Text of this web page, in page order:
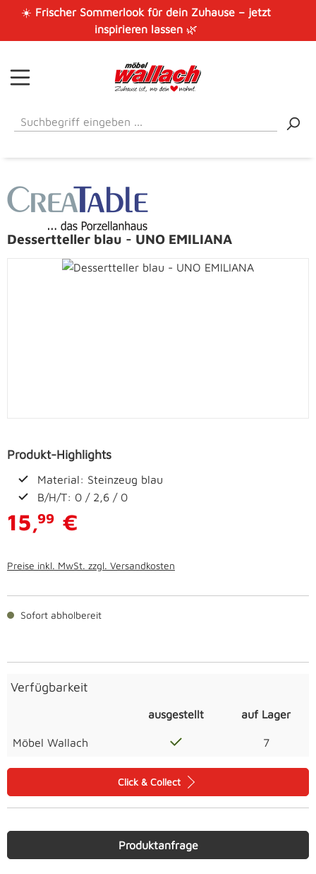
Zum Hauptinhalt springen
☀️ Frischer Sommerlook für dein Zuhause – jetzt
inspirieren lassen🌿
Bildergalerie überspringen
Dessertteller blau - UNO EMILIANA
Produkt-Highlights
Material: Steinzeug blau
B/H/T: 0 / 2,6 / 0
15,99 €
Preise inkl. MwSt. zzgl. Versandkosten
Sofort abholbereit
Verfügbarkeit
ausgestellt auf Lager
Möbel Wallach 7
Click & Collect
Produktanfrage